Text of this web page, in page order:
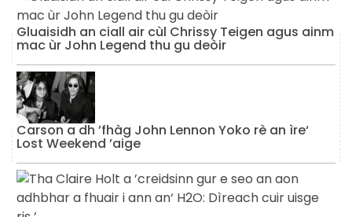
Gluaisidh an ciall air cùl Chrissy Teigen agus ainm
mac ùr John Legend thu gu deòir
Carson a dh ’fhàg John Lennon Yoko rè an ìre‘
Lost Weekend ’aige